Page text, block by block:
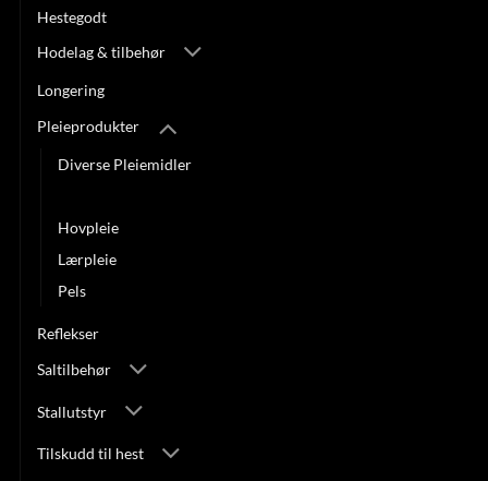
Hestegodt
Hodelag & tilbehør
Longering
Pleieprodukter
Diverse Pleiemidler
Hovpleie
Lærpleie
Pels
Reflekser
Saltilbehør
Stallutstyr
Tilskudd til hest